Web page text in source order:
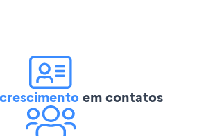
em contatos